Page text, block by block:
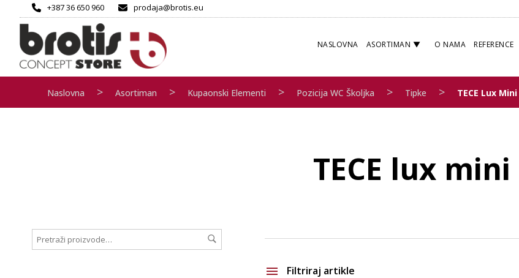
+387 36 650 960 prodaja@brotis.eu
NASLOVNA ASORTIMAN O NAMA REFERENCE
Naslovna > Asortiman > Kupaonski Elementi > Pozicija WC Školjka > Tipke > TECE Lux Mini
TECE lux mini
Filtriraj artikle